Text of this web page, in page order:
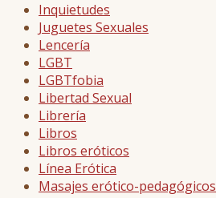
Inquietudes
Juguetes Sexuales
Lencería
LGBT
LGBTfobia
Libertad Sexual
Librería
Libros
Libros eróticos
Línea Erótica
Masajes erótico-pedagógicos